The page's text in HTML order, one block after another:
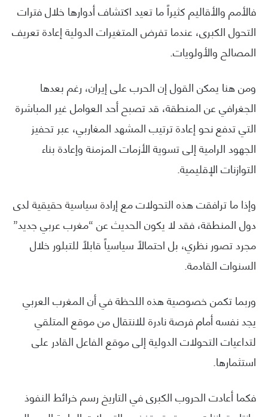
فالأمم والأقاليم كثيراً ما تعيد اكتشاف أدوارها خلال فترات
التحول الكبرى، عندما تفرض المتغيرات الدولية إعادة تعريف
المصالح والأولويات.
ومن هنا يمكن القول إن الحرب على إيران، رغم بعدها
الجغرافي عن المنطقة، قد تصبح أحد العوامل غير المباشرة
التي تدفع نحو إعادة ترتيب المشهد المغاربي، عبر تحفيز
الجهود الرامية إلى تسوية الأزمات المزمنة وإعادة بناء
التوازنات الإقليمية.
وإذا ما ترافقت هذه التحولات مع إرادة سياسية حقيقية لدى
دول المنطقة، فقد لا يكون الحديث عن “مغرب عربي جديد”
مجرد تصور نظري، بل احتمالاً سياسياً قابلاً للتبلور خلال
السنوات القادمة.
وربما تكمن خصوصية هذه اللحظة في أن المغرب العربي
يجد نفسه أمام فرصة نادرة للانتقال من موقع المتلقي
لتداعيات التحولات الدولية إلى موقع الفاعل القادر على
استثمارها.
فكما أعادت الحروب الكبرى في التاريخ رسم خرائط النفوذ